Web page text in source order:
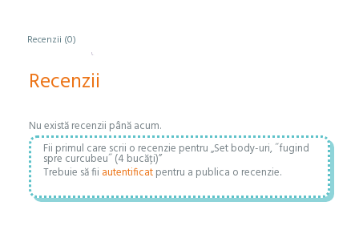
Recenzii (0)
Recenzii
Nu există recenzii până acum.
Fii primul care scrii o recenzie pentru „Set body-uri, ˝fugind
spre curcubeu˝ (4 bucăți)”
Trebuie să fii autentificatpentru a publica o recenzie.